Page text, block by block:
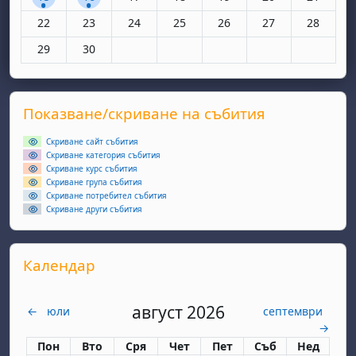
Няма събития, понеделник, 22 юни
22 Няма събития, вторник, 23 юни
23 Няма събития, сряда, 24 юни
24 Няма събития, четвъртък, 25 юни
25 Няма събития, петък, 26
26 Няма събития,
27 Няма
28
Няма събития, понеделник, 29 юни
29 Няма събития, вторник, 30 юни
30
Supplementary blocks
Прескочи Показване/скриване на събития
Показване/скриване на събития
Скриване сайт събития
Скриване категория събития
Скриване курс събития
Скриване група събития
Скриване потребител събития
Скриване други събития
Прескочи Календар
Календар
← юли август 2026
септември
→
Понеделник
Пон вторник
Вто сряда
Сря четвъртък
Чет петък
Пет събота
Съб неделя
Нед